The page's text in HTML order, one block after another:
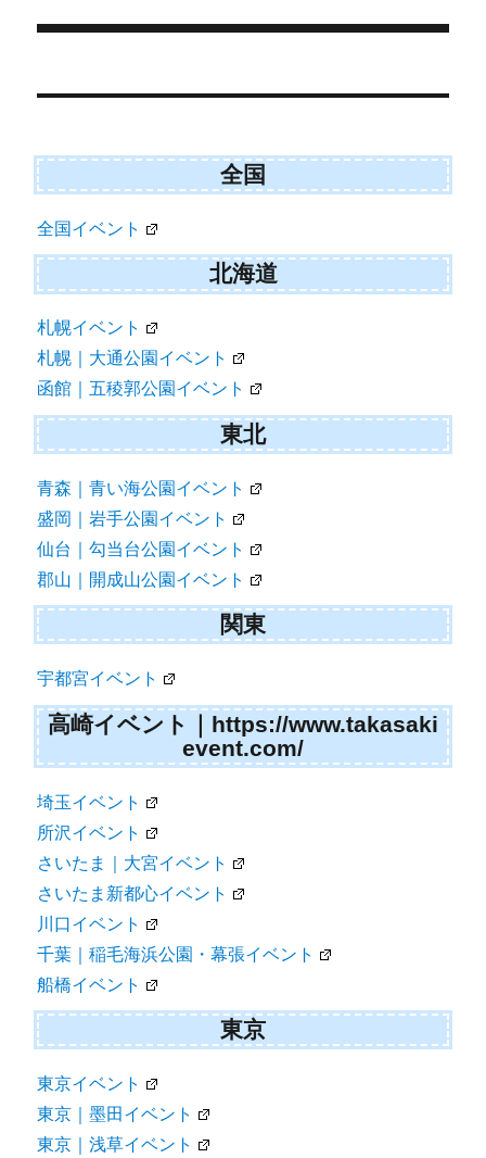
稿
ビ
ゲ
ー
シ
ョ
ン
全国
全国イベント
北海道
札幌イベント
札幌｜大通公園イベント
函館｜五稜郭公園イベント
東北
青森｜青い海公園イベント
盛岡｜岩手公園イベント
仙台｜勾当台公園イベント
郡山｜開成山公園イベント
関東
宇都宮イベント
高崎イベント｜https://www.takasaki
event.com/
埼玉イベント
所沢イベント
さいたま｜大宮イベント
さいたま新都心イベント
川口イベント
千葉｜稲毛海浜公園・幕張イベント
船橋イベント
東京
東京イベント
東京｜墨田イベント
東京｜浅草イベント